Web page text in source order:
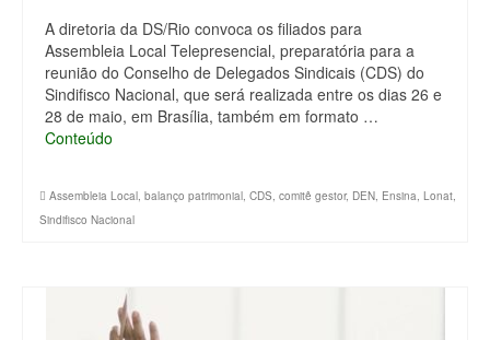
A diretoria da DS/Rio convoca os filiados para
Assembleia Local Telepresencial, preparatória para a
reunião do Conselho de Delegados Sindicais (CDS) do
Sindifisco Nacional, que será realizada entre os dias 26 e
28 de maio, em Brasília, também em formato …
Conteúdo
Assembleia Local, balanço patrimonial, CDS, comitê gestor, DEN, Ensina, Lonat,
Sindifisco Nacional